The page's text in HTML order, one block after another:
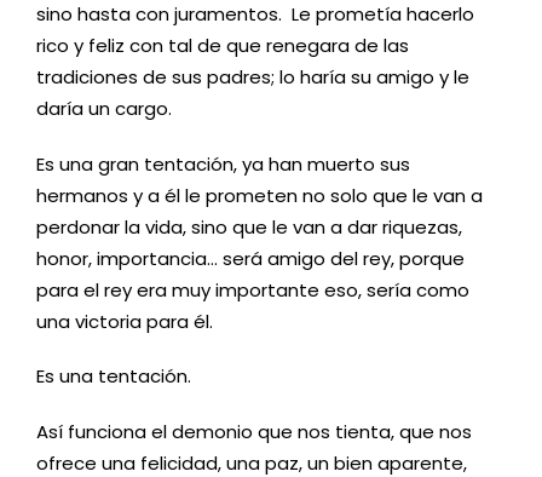
sino hasta con juramentos. Le prometía hacerlo
rico y feliz con tal de que renegara de las
tradiciones de sus padres; lo haría su amigo y le
daría un cargo.
Es una gran tentación, ya han muerto sus
hermanos y a él le prometen no solo que le van a
perdonar la vida, sino que le van a dar riquezas,
honor, importancia… será amigo del rey, porque
para el rey era muy importante eso, sería como
una victoria para él.
Es una tentación.
Así funciona el demonio que nos tienta, que nos
ofrece una felicidad, una paz, un bien aparente,